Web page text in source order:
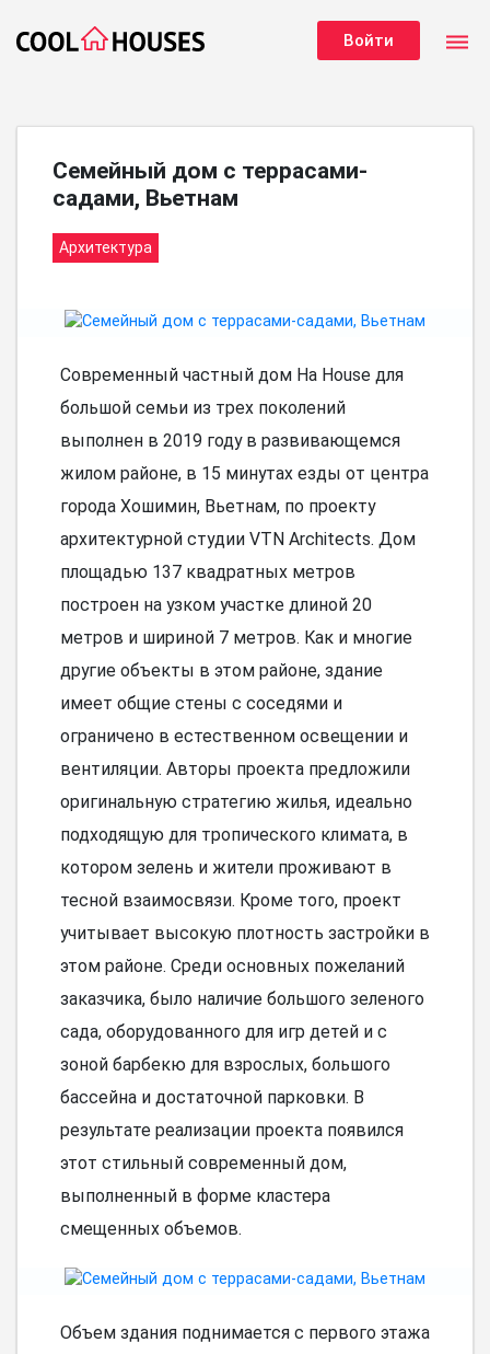
Войти dehaze
Семейный дом с террасами-
садами, Вьетнам
Архитектура
Современный частный дом Ha House для
большой семьи из трех поколений
выполнен в 2019 году в развивающемся
жилом районе, в 15 минутах езды от центра
города Хошимин, Вьетнам, по проекту
архитектурной студии VTN Architects. Дом
площадью 137 квадратных метров
построен на узком участке длиной 20
метров и шириной 7 метров. Как и многие
другие объекты в этом районе, здание
имеет общие стены с соседями и
ограничено в естественном освещении и
вентиляции. Авторы проекта предложили
оригинальную стратегию жилья, идеально
подходящую для тропического климата, в
котором зелень и жители проживают в
тесной взаимосвязи. Кроме того, проект
учитывает высокую плотность застройки в
этом районе. Среди основных пожеланий
заказчика, было наличие большого зеленого
сада, оборудованного для игр детей и с
зоной барбекю для взрослых, большого
бассейна и достаточной парковки. В
результате реализации проекта появился
этот стильный современный дом,
выполненный в форме кластера
смещенных объемов.
Объем здания поднимается с первого этажа